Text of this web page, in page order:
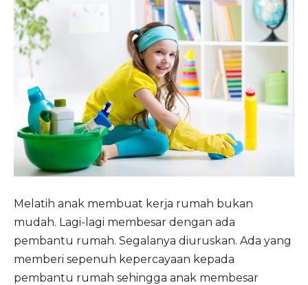
Melatih anak membuat kerja rumah bukan
mudah. Lagi-lagi membesar dengan ada
pembantu rumah. Segalanya diuruskan. Ada yang
memberi sepenuh kepercayaan kepada
pembantu rumah sehingga anak membesar